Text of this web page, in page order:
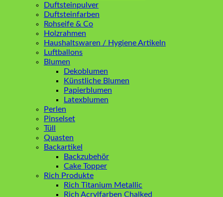
Duftsteinpulver
Duftsteinfarben
Rohseife & Co
Holzrahmen
Haushaltswaren / Hygiene Artikeln
Luftballons
Blumen
Dekoblumen
Künstliche Blumen
Papierblumen
Latexblumen
Perlen
Pinselset
Tüll
Quasten
Backartikel
Backzubehör
Cake Topper
Rich Produkte
Rich Titanium Metallic
Rich Acrylfarben Chalked